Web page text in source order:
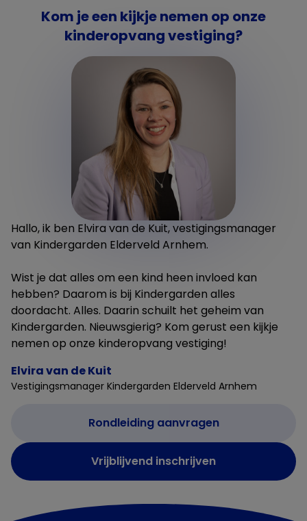
Kom je een kijkje nemen op onze
kinderopvang vestiging?
Hallo, ik ben Elvira van de Kuit, vestigingsmanager
van Kindergarden Elderveld Arnhem.
Wist je dat alles om een kind heen invloed kan
hebben? Daarom is bij Kindergarden alles
doordacht. Alles. Daarin schuilt het geheim van
Kindergarden. Nieuwsgierig? Kom gerust een kijkje
nemen op onze kinderopvang vestiging!
Elvira van de Kuit
Vestigingsmanager Kindergarden Elderveld Arnhem
Rondleiding aanvragen
Vrijblijvend inschrijven